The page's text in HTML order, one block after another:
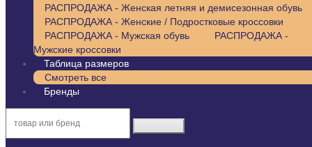
РАСПРОДАЖА - Женская летняя и демисезонная обувь
РАСПРОДАЖА - Женские / Подростковые кроссовки
РАСПРОДАЖА - Мужская обувь
РАСПРОДАЖА -
Мужские кроссовки
Таблица размеров
Смотреть все
Бренды